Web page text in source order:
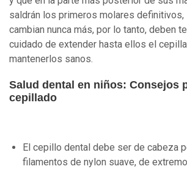
saldrán los primeros molares definitivos,
cambian nunca más, por lo tanto, deben
cuidado de extender hasta ellos el
mantenerlos sanos.
Salud dental en niños: Consejos
cepillado
El cepillo dental debe ser de cabeza
filamentos de nylon suave, de